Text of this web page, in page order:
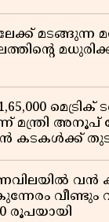
മടങ്ങുന്ന
മെട്രിക്
മന്ത്രി
കടകൾക്ക്
വൻ
വീണ്ടും
രൂപയായി